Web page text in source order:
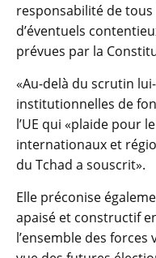
responsabilité de
d’éventuels
prévues par la
«Au-delà du scrutin
institutionnelles de
l’UE qui «plaide pour
internationaux et
du Tchad a souscrit».
Elle préconise
apaisé et constructif
l’ensemble des